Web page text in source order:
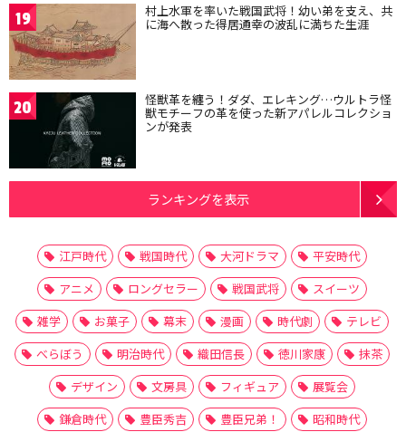
19 村上水軍を率いた戦国武将！幼い弟を支え、共
に海へ散った得居通幸の波乱に満ちた生涯
20 怪獣革を纏う！ダダ、エレキング…ウルトラ怪
獣モチーフの革を使った新アパレルコレクショ
ンが発表
ランキングを表示
江戸時代 戦国時代 大河ドラマ
平安時代
アニメ
ロングセラー 戦国武将
スイーツ
雑学
お菓子 幕末 漫画 時代劇
テレビ
べらぼう
明治時代 織田信長 徳川家康
抹茶
デザイン
文房具 フィギュア
展覧会
鎌倉時代
豊臣秀吉 豊臣兄弟！
昭和時代